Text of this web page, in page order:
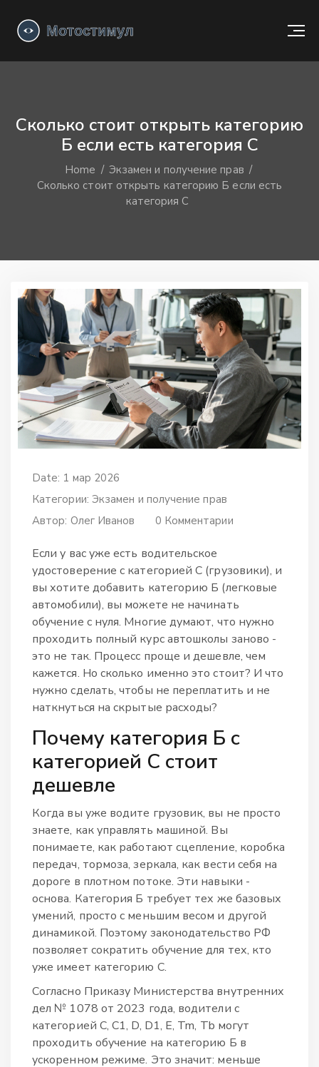
Сколько стоит открыть категорию
Б если есть категория С
Home
Экзамен и получение прав
Сколько стоит открыть категорию Б если есть
категория С
Date: 1 мар 2026
Категории: Экзамен и получение прав
Автор: Олег Иванов 0 Комментарии
Если у вас уже есть водительское
удостоверение с категорией С (грузовики), и
вы хотите добавить категорию Б (легковые
автомобили), вы можете не начинать
обучение с нуля. Многие думают, что нужно
проходить полный курс автошколы заново -
это не так. Процесс проще и дешевле, чем
кажется. Но сколько именно это стоит? И что
нужно сделать, чтобы не переплатить и не
наткнуться на скрытые расходы?
Почему категория Б с
категорией С стоит
дешевле
Когда вы уже водите грузовик, вы не просто
знаете, как управлять машиной. Вы
понимаете, как работают сцепление, коробка
передач, тормоза, зеркала, как вести себя на
дороге в плотном потоке. Эти навыки -
основа. Категория Б требует тех же базовых
умений, просто с меньшим весом и другой
динамикой. Поэтому законодательство РФ
позволяет сократить обучение для тех, кто
уже имеет категорию С.
Согласно Приказу Министерства внутренних
дел № 1078 от 2023 года, водители с
категорией С, С1, D, D1, E, Tm, Tb могут
проходить обучение на категорию Б в
ускоренном режиме. Это значит: меньше